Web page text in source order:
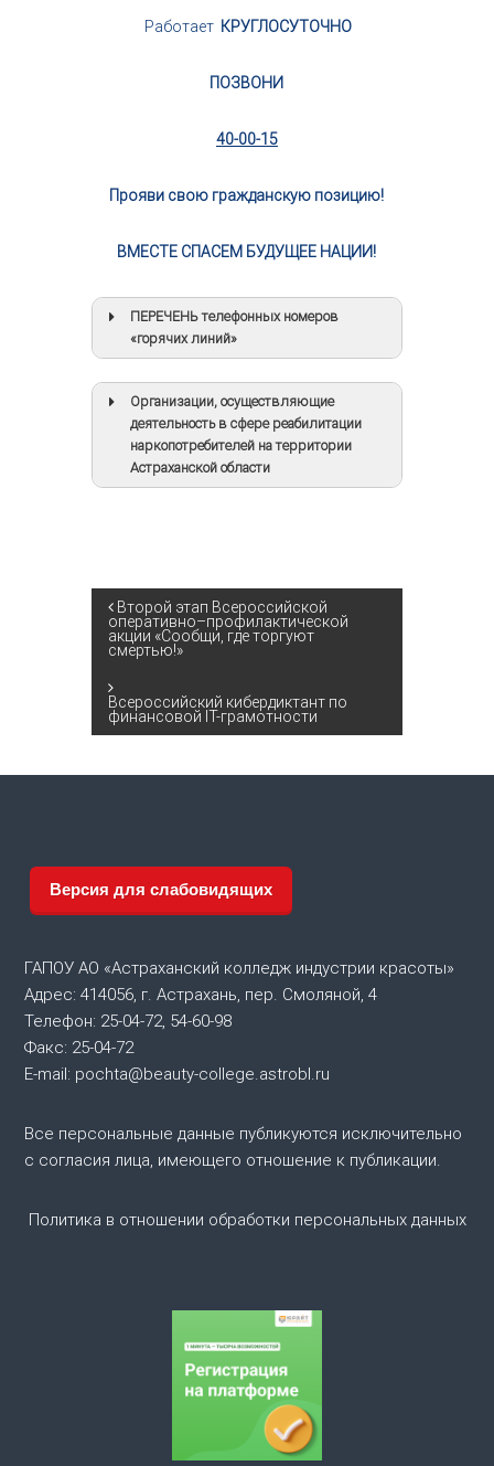
Работает КРУГЛОСУТОЧНО
ПОЗВОНИ
40-00-15
Прояви свою гражданскую позицию!
ВМЕСТЕ СПАСЕМ БУДУЩЕЕ НАЦИИ!
ПЕРЕЧЕНЬ телефонных номеров
«горячих линий»
Организации, осуществляющие
деятельность в сфере реабилитации
наркопотребителей на территории
Астраханской области
Н
а
ц
и
я
п
з
а
Второй этап Всероссийской
оперативно–профилактической
акции «Сообщи, где торгуют
смертью!»
Всероссийский кибердиктант по
финансовой IT-грамотности
Версия для слабовидящих
ГАПОУ АО «Астраханский колледж индустрии красоты»
Адрес: 414056, г. Астрахань, пер. Смоляной, 4
Телефон: 25-04-72, 54-60-98
Факс: 25-04-72
E-mail: pochta@beauty-college.astrobl.ru
Все персональные данные публикуются исключительно
с согласия лица, имеющего отношение к публикации.
Политика в отношении обработки персональных данных